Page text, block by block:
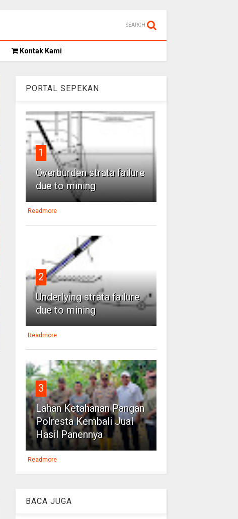
SEARCH
Kontak Kami
PORTAL SEPEKAN
1
Overburden strata failure
due to mining
Readmore
2
Underlying strata failure
due to mining
Readmore
3
Lahan Ketahanan Pangan
Polresta Kembali Jual
Hasil Panennya
Readmore
BACA JUGA